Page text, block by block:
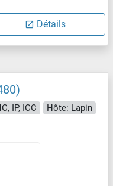
Détails
IP, ICC
Hôte: Lapin